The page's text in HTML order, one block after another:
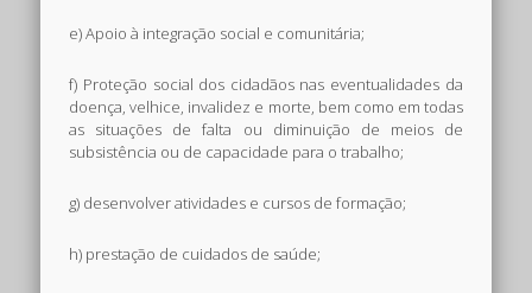
e) Apoio à integração social e comunitária;
f) Proteção social dos cidadãos nas eventualidades da
doença, velhice, invalidez e morte, bem como em todas
as situações de falta ou diminuição de meios de
subsistência ou de capacidade para o trabalho;
g) desenvolver atividades e cursos de formação;
h) prestação de cuidados de saúde;